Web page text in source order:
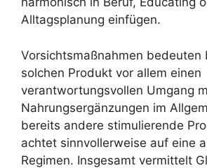
Alltagsplanung einfügen.
Vorsichtsmaßnahmen bedeuten
solchen Produkt vor allem einen
verantwortungsvollen Umgang
Nahrungsergänzungen im
bereits andere stimulierende
achtet sinnvollerweise auf eine
Regimen. Insgesamt vermittelt